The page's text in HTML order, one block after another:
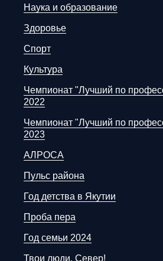
Наука и образование
Здоровье
Спорт
Культура
Чемпионат "Лучший по
2022
Чемпионат "Лучший по
2023
АЛРОСА
Пульс района
Год детства в Якутии
Проба пера
Год семьи 2024
Твои люди, Север!